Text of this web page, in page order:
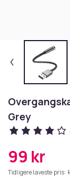
Grey
99 kr
Tidligere laveste pris: